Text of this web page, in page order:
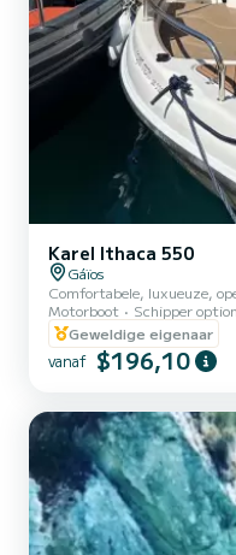
Karel Ithaca 550
Gáïos
Comfortabele, luxueuze,
Motorboot
Schipper
Geweldige eigenaar
vanaf $196,10